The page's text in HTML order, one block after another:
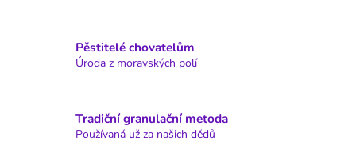
Pěstitelé chovatelům
Úroda z moravských polí
Tradiční granulační metoda
Používaná už za našich dědů